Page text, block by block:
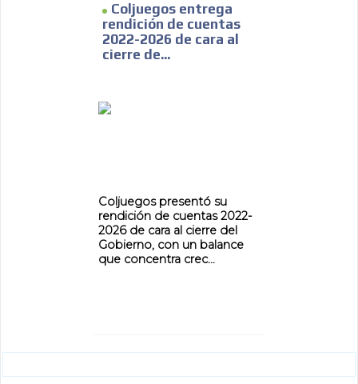
Coljuegos entrega
rendición de cuentas
2022-2026 de cara al
cierre de...
Coljuegos presentó su
rendición de cuentas 2022-
2026 de cara al cierre del
Gobierno, con un balance
que concentra crec...
ADVERTISEMENT
ADVERTISEMENT